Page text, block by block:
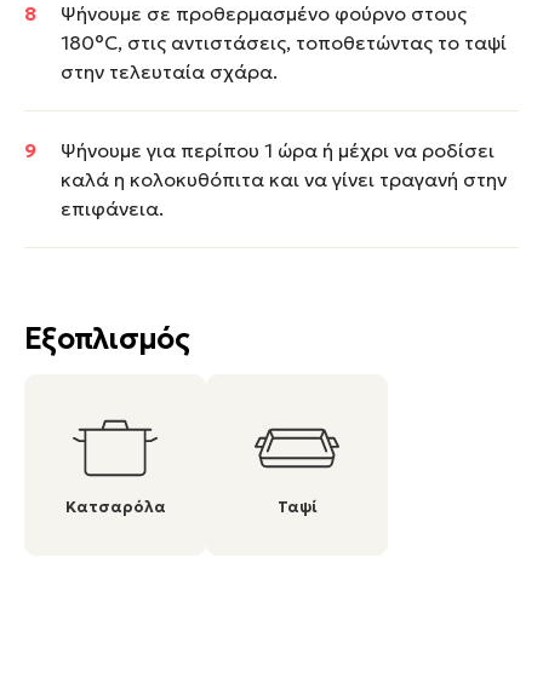
Εξοπλισμός
Κατσαρόλα Ταψί
Ψήνουμε σε προθερμασμένο φούρνο στους
180°C, στις αντιστάσεις, τοποθετώντας το ταψί
στην τελευταία σχάρα.
Ψήνουμε για περίπου 1 ώρα ή μέχρι να ροδίσει
καλά η κολοκυθόπιτα και να γίνει τραγανή στην
επιφάνεια.